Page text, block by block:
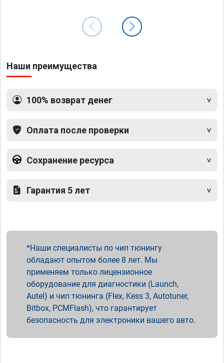
Наши преимущества
100% возврат денег
Оплата после проверки
Сохранение ресурса
Гарантия 5 лет
Наши специалисты по чип тюнингу
обладают опытом более 8 лет. Мы
применяем только лицензионное
оборудование для диагностики (Launch,
Autel) и чип тюнинга (Flex, Kess 3, Autotuner,
Bitbox, PCMFlash), что гарантирует
безопасность для электроники вашего авто.